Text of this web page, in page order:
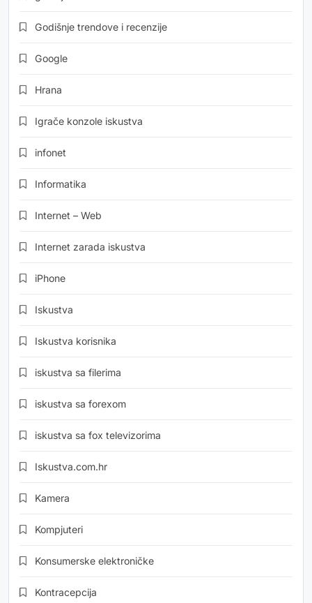
Godišnje trendove i recenzije
Google
Hrana
Igrače konzole iskustva
infonet
Informatika
Internet – Web
Internet zarada iskustva
iPhone
Iskustva
Iskustva korisnika
iskustva sa filerima
iskustva sa forexom
iskustva sa fox televizorima
Iskustva.com.hr
Kamera
Kompjuteri
Konsumerske elektroničke
Kontracepcija